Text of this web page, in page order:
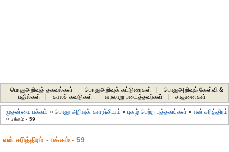
பொதுஅறிவுத் தகவல்கள் பொதுஅறிவுக் கட்டுரைகள்
பொதுஅறிவுக் கேள்வி &
பதில்கள்
காலச் சுவடுகள் வரலாறு படைத்தவர்கள் சாதனைகள்‎
முதன்மை பக்கம் »பொது அறிவுக் களஞ்சியம் »புகழ் பெற்ற புத்தகங்கள் » என் சரித்திரம்
»பக்கம் - 59
என் சரித்திரம் - பக்கம் - 59